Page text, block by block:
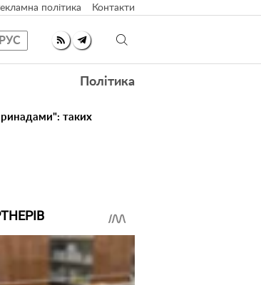
політика Контакти
РУС
Політика
таких